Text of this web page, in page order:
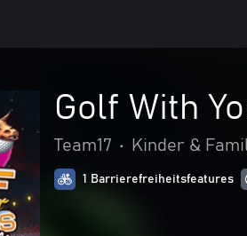
Golf With
Team17 • Kinder &
1 Barrierefreiheitsfeatures